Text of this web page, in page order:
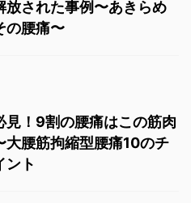
放された事例〜あきらめ
の腰痛〜
見！9割の腰痛はこの筋肉
大腰筋拘縮型腰痛10のチ
ント